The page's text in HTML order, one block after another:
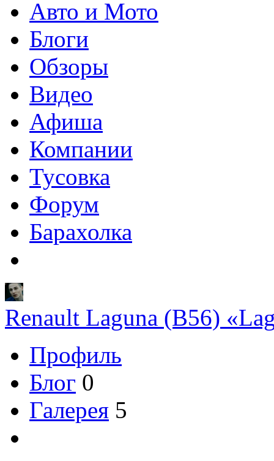
Авто и Мото
Блоги
Обзоры
Видео
Афиша
Компании
Тусовка
Форум
Барахолка
Renault Laguna (B56)
Профиль
Блог 0
Галерея 5